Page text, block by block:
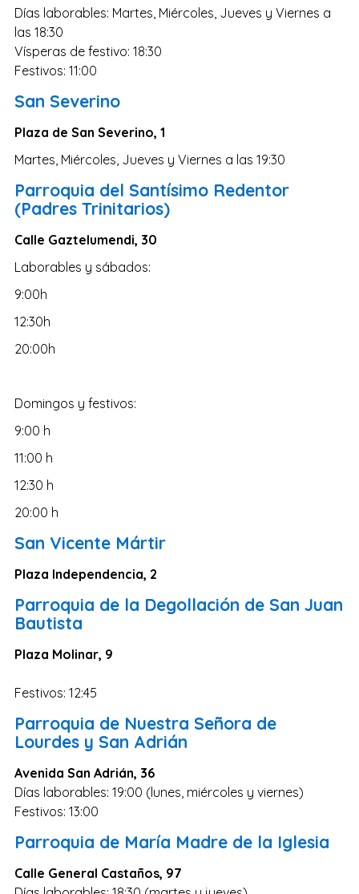
Huesca
Burgos
Jaén
Badajoz
León
Guadalajara
Cáceres
Ciudad Real
Castellón
Cuenca
Teruel
Zamora
Segovia
Palencia
Orense
Almería
La Rioja
Huelva
Albacete
Ceuta
Melilla
Días laborables: Martes, Miércoles, Jueves y Viernes a
las 18:30
Vísperas de festivo: 18:30
Festivos: 11:00
San Severino
Plaza de San Severino, 1
Martes, Miércoles, Jueves y Viernes a las 19:30
Parroquia del Santísimo Redentor
(Padres Trinitarios)
Calle Gaztelumendi, 30
Laborables y sábados:
9:00h
12:30h
20:00h
Domingos y festivos:
9:00 h
11:00 h
12:30 h
20:00 h
San Vicente Mártir
Plaza Independencia, 2
Parroquia de la Degollación de San Juan
Bautista
Plaza Molinar, 9
Festivos: 12:45
Parroquia de Nuestra Señora de
Lourdes y San Adrián
Avenida San Adrián, 36
Días laborables: 19:00 (lunes, miércoles y viernes)
Festivos: 13:00
Parroquia de María Madre de la Iglesia
Calle General Castaños, 97